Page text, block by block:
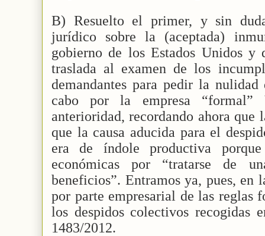
B) Resuelto el primer, y sin
jurídico sobre la (aceptada)
gobierno de los Estados Unidos
traslada al examen de los
demandantes para pedir la
cabo por la empresa “formal”
anterioridad, recordando ahora que
que la causa aducida para el
era de índole productiva
económicas por “tratarse de
beneficios”. Entramos ya, pues, en
por parte empresarial de las reglas
los despidos colectivos
1483/2012.